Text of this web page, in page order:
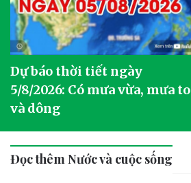
Dự báo thời tiết ngày
5/8/2026: Có mưa vừa, mưa to
và dông
Đọc thêm Nước và cuộc sống